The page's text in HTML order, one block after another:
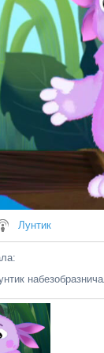
Лунтик
: